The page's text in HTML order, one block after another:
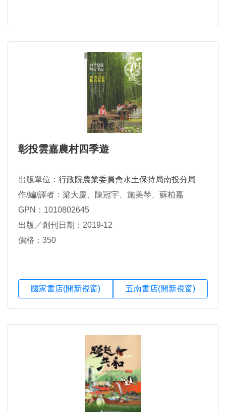
彰投雲嘉農村四季遊
出版單位： 行政院農業委員會水土保持局南投分局
作/編/譯者：梁大慶、陳冠宇、施美琴、蘇柏嘉
GPN：1010802645
出版／創刊日期：2019-12
價格：350
國家書店(開新視窗) 五南書店(開新視窗)